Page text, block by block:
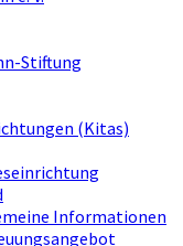
Stiftung
(Kitas)
Informationen